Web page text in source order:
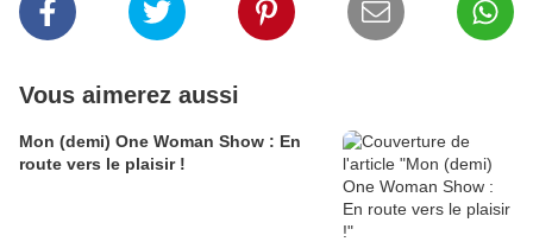
Vous aimerez aussi
Mon (demi) One Woman Show : En
route vers le plaisir !